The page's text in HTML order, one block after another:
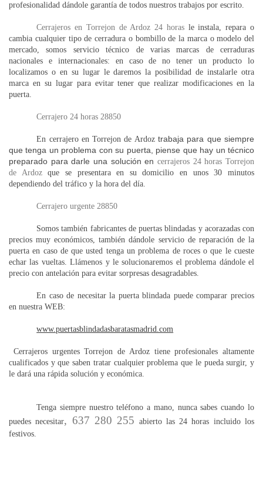
profesionalidad dándole garantía de todos nuestros trabajos por escrito.
Cerrajeros en Torrejon de Ardoz 24 horas le instala, repara o
cambia cualquier tipo de cerradura o bombillo de la marca o modelo del
mercado, somos servicio técnico de varias marcas de cerraduras
nacionales e internacionales: en caso de no tener un producto lo
localizamos o en su lugar le daremos la posibilidad de instalarle otra
marca en su lugar para evitar tener que realizar modificaciones en la
puerta.
Cerrajero 24 horas 28850
En cerrajero en Torrejon de Ardoztrabaja para que siempre
que tenga un problema con su puerta, piense que hay un técnico
preparado para darle una solución en cerrajeros 24 horas Torrejon
de Ardoz
que se presentara en su domicilio en unos 30 minutos
dependiendo del tráfico y la hora del día.
Cerrajero urgente 28850
Somos también fabricantes de puertas blindadas y acorazadas con
precios muy económicos, también dándole servicio de reparación de la
puerta en caso de que usted tenga un problema de roces o que le cueste
echar las vueltas. Llámenos y le solucionaremos el problema dándole el
precio con antelación para evitar sorpresas desagradables.
En caso de necesitar la puerta blindada puede comparar precios
en nuestra WEB:
www.puertasblindadasbaratasmadrid.com
Cerrajeros urgentes Torrejon de Ardoz tiene profesionales altamente
cualificados y que saben tratar cualquier problema que le pueda surgir, y
le dará una rápida solución y económica.
Tenga siempre nuestro teléfono a mano, nunca sabes cuando lo
puedes necesitar, 637 280 255 abierto las 24 horas incluido los
festivos.